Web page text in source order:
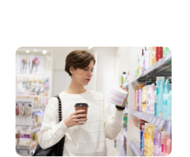
新生活シーズン、朝の身支度を少しで
も短くしたい人は多いはず。じつは寝
癖は、...
かえで
もっと見る
職場で浮かない落ち着いたトーンにし
たいけれど、どこか垢抜けた印象にし
たいと...
さくら
もっと見る
2026年はレイヤーカットを使った髪型
のトレンドと重なり、ルーズウェーブ
ヘ...
かえで
もっと見る
美容室を倒産する数が増えているとい
うニュースがありました。もともと美
容室の...
かえで
もっと見る
毎日のちょっとした習慣で小顔は作れ
る！頭のこりをほぐしてフェイスライ
ンのリ...
chicca
もっと見る
目元の印象を左右するのは目そのもの
ではなく、頭皮の状態かもしれませ
ん。以下...
メガネ
もっと見る
ヘアアイロンを使うのが苦手、火傷が
怖いと感じている方はいないでしょう
か？そ...
さくら
もっと見る
メイクをしている時間も、スキンケア
の時間に変えるという発想から生まれ
たのが...
あかり
もっと見る
サロンのメニューを見ていると、「リ
ンパマッサージ」の他に「経絡マッサ
ージ」...
あかり
もっと見る
「ムダ毛が気になる」とお子さんが悩
んでいる姿を見て、エステ脱毛を検討
し始め...
あおい
もっと見る
SNSや雑誌で見かけた素敵なネイルデ
ザインを、いざ自分の爪に試してみた
ら、...
さな
もっと見る
良い？その違いは？PDRN
や...
ルルルン ハイドラシリーズを使いたい
けれど、種類が多くてどれを選べばい
いか...
さな
しませんか？失敗する人の
共通点...
医師の管理のもと、科学的根拠に基づ
いて行う「医療ダイエット」は、自己
流のダ...
さな